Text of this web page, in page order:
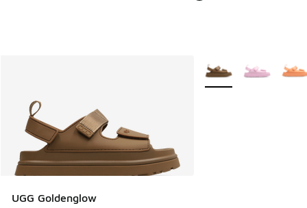
UGG Goldenglow
Weitere Farben